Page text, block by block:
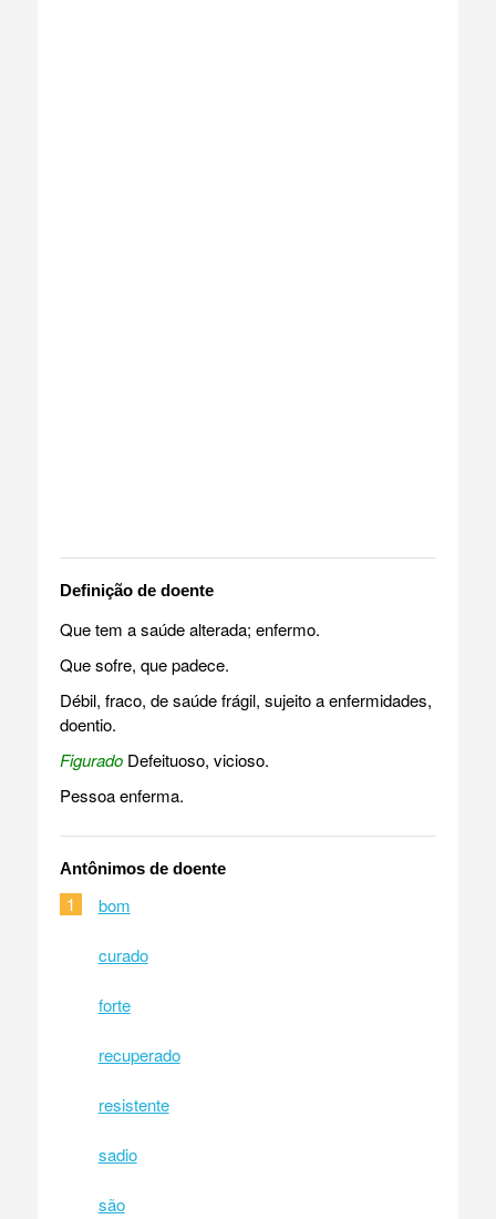
Definição de doente
Que tem a saúde alterada; enfermo.
Que sofre, que padece.
Débil, fraco, de saúde frágil, sujeito a enfermidades,
doentio.
FiguradoDefeituoso, vicioso.
Pessoa enferma.
Antônimos de doente
1 bom
curado
forte
recuperado
resistente
sadio
são